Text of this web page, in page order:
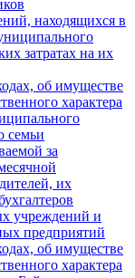
находящихся в
затратах на их
об имуществе
характера
семьи
за
их
учреждений и
предприятий
об имуществе
характера